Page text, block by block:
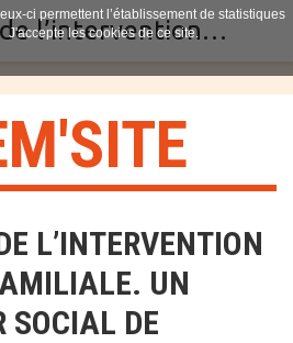
M'SITE
L’INTERVENTION
UN
SOCIAL DE
ci permettent l’établissement de statistiques
J'accepte les cookies de ce site. Technicien de l’intervention sociale et familiale. Un travailleur social de proximité